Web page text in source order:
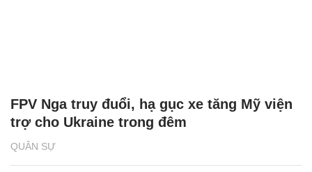
QUÂN SỰ
FPV Nga truy đuổi, hạ gục xe tăng Mỹ viện
trợ cho Ukraine trong đêm